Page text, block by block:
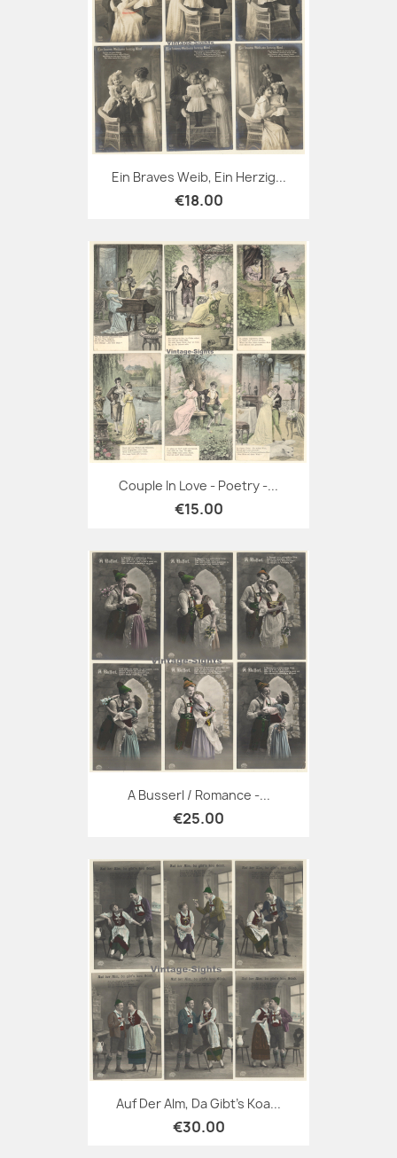
Ein Braves Weib, Ein Herzig...
€18.00
Couple In Love - Poetry -...
€15.00
A Busserl / Romance -...
€25.00
Auf Der Alm, Da Gibt's Koa...
€30.00